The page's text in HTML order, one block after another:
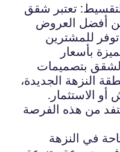
تعتبر شقق
أفضل العروض
للمشترين
بأسعار
بتصميمات
النزهة الجديدة،
أو الاستثمار.
من هذه الفرصة
في النزهة